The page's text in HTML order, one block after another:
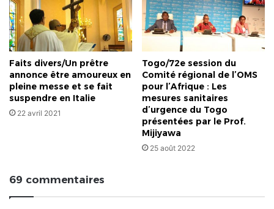
Faits divers/Un prêtre
annonce être amoureux en
pleine messe et se fait
suspendre en Italie
22 avril 2021
Togo/72e session du
Comité régional de l’OMS
pour l’Afrique : Les
mesures sanitaires
d’urgence du Togo
présentées par le Prof.
Mijiyawa
25 août 2022
69 commentaires